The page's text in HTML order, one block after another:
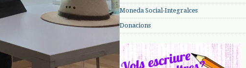
Moneda Social-Integralces
Donacions